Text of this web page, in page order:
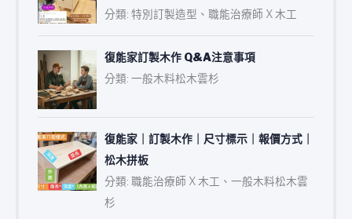
分類: 特別訂製造型、職能治療師 X 木工
復能家訂製木作 Q&A注意事項
分類: 一般木料松木雲杉
復能家｜訂製木作｜尺寸標示｜報價方式｜
松木拼板
分類: 職能治療師 X 木工、一般木料松木雲
杉